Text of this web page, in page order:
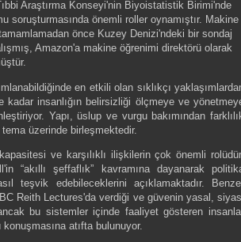
Araştırma Konseyi'nin Biyoistatistik Birimi'nde
soruşturmasında önemli roller oynamıştır. Makine
önce Kuzey Denizi'ndeki bir sondaj
Amazon'a makine öğrenimi direktörü olarak
en etkili olan sıklıkçı
insanlığın belirsizliği ölçmeye ve
Yapı, üslup ve vurgu bakımından
üzerinde birleşmektedir.
ve karşılıklı ilişkilerin çok önemli rolüdür.
“akıllı şeffaflık” kavramına dayanarak
teşvik edebileceklerini açıklamaktadır.
Reith Lectures'da verdiği ve güvenin yasal,
bu sistemler içinde faaliyet gösteren
atıfta bulunuyor.